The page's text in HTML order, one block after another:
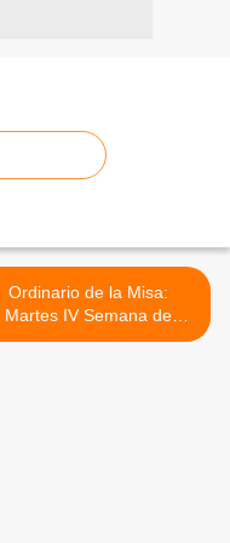
Ordinario de la Misa:
Martes IV Semana de
Pascua. Ciclo B. 01 de